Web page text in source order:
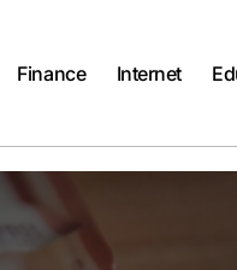
Finance Internet